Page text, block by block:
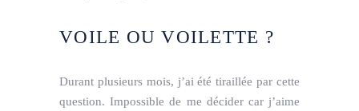
VOILE OUVOILETTE ?
Durant plusieurs mois, j’ai été tiraillée par cette
question. Impossible de me décider car j’aime